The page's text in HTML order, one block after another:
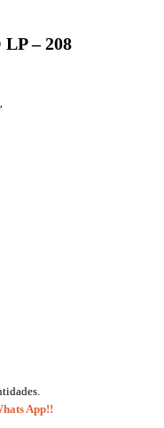
– 208
App!!